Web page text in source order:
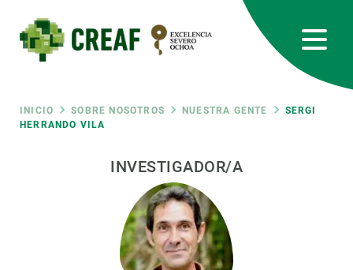
contenido
principal
Ruta
navegación
INICIO SOBRE NOSOTROS NUESTRA GENTE
SERGI
HERRANDO VILA
INVESTIGADOR/A
RRSS
Featured
responsive
Responsive